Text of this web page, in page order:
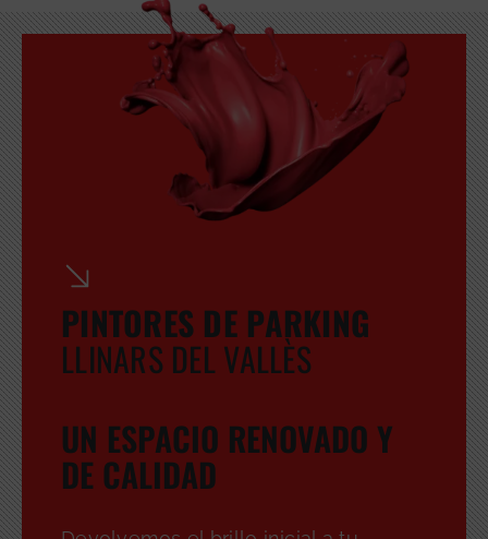
PINTORES DE PARKING
LLINARS DEL VALLÈS
UN ESPACIO RENOVADO Y
DE CALIDAD